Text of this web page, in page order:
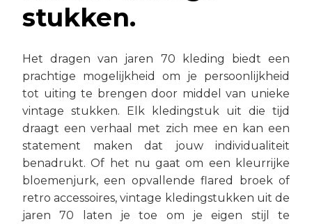
stukken.
Het dragen van jaren 70 kleding biedt een
prachtige mogelijkheid om je persoonlijkheid
tot uiting te brengen door middel van unieke
vintage stukken. Elk kledingstuk uit die tijd
draagt een verhaal met zich mee en kan een
statement maken dat jouw individualiteit
benadrukt. Of het nu gaat om een kleurrijke
bloemenjurk, een opvallende flared broek of
retro accessoires, vintage kledingstukken uit de
jaren 70 laten je toe om je eigen stijl te